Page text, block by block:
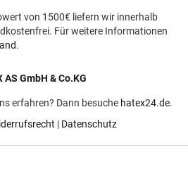
von 1500€ liefern wir innerhalb
Für weitere Informationen
.
GmbH & Co.KG
erfahren? Dann besuche hatex24.de.
| Datenschutz